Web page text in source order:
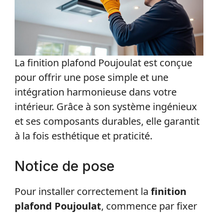
La finition plafond Poujoulat est conçue
pour offrir une pose simple et une
intégration harmonieuse dans votre
intérieur. Grâce à son système ingénieux
et ses composants durables, elle garantit
à la fois esthétique et praticité.
Notice de pose
Pour installer correctement la finition
plafond Poujoulat, commence par fixer